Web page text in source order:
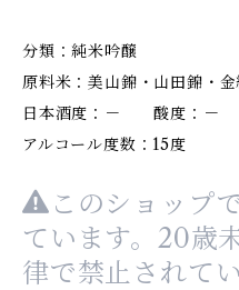
分類：純米吟醸
原料米：美山錦・山田錦
日本酒度：－ 酸度：－
アルコール度数：15度
このショップ
ています。20歳
律で禁止されてい